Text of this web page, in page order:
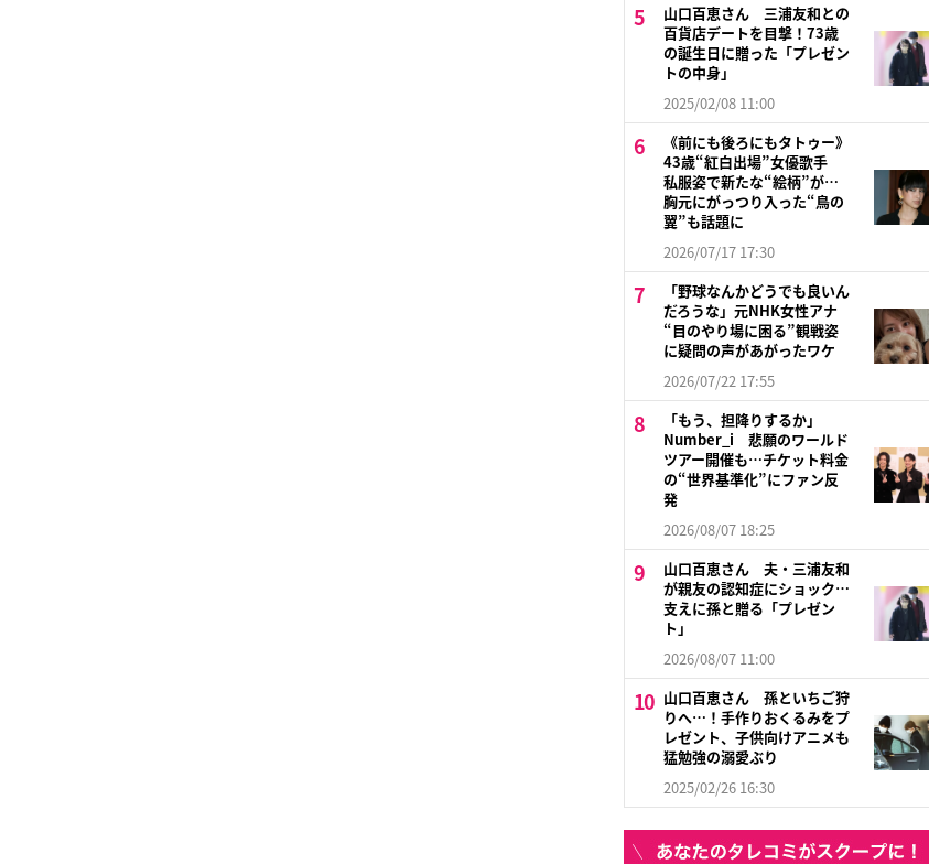
山口百恵さん 三浦友和との
百貨店デートを目撃！73歳
の誕生日に贈った「プレゼン
トの中身」
2025/02/08 11:00
《前にも後ろにもタトゥー》
43歳“紅白出場”女優歌手
私服姿で新たな“絵柄”が…
胸元にがっつり入った“鳥の
翼”も話題に
2026/07/17 17:30
「野球なんかどうでも良いん
だろうな」元NHK女性アナ
“目のやり場に困る”観戦姿
に疑問の声があがったワケ
2026/07/22 17:55
「もう、担降りするか」
Number_i 悲願のワールド
ツアー開催も…チケット料金
の“世界基準化”にファン反
発
2026/08/07 18:25
山口百恵さん 夫・三浦友和
が親友の認知症にショック…
支えに孫と贈る「プレゼン
ト」
2026/08/07 11:00
山口百恵さん 孫といちご狩
りへ…！手作りおくるみをプ
レゼント、子供向けアニメも
猛勉強の溺愛ぶり
2025/02/26 16:30